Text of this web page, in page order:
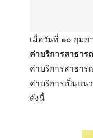
เมื่อวันที่ ๑๐ กุมภ
ค่าบริการสาธา
ค่าบริการสาธา
ค่าบริการเป็นแน
ดังนี้